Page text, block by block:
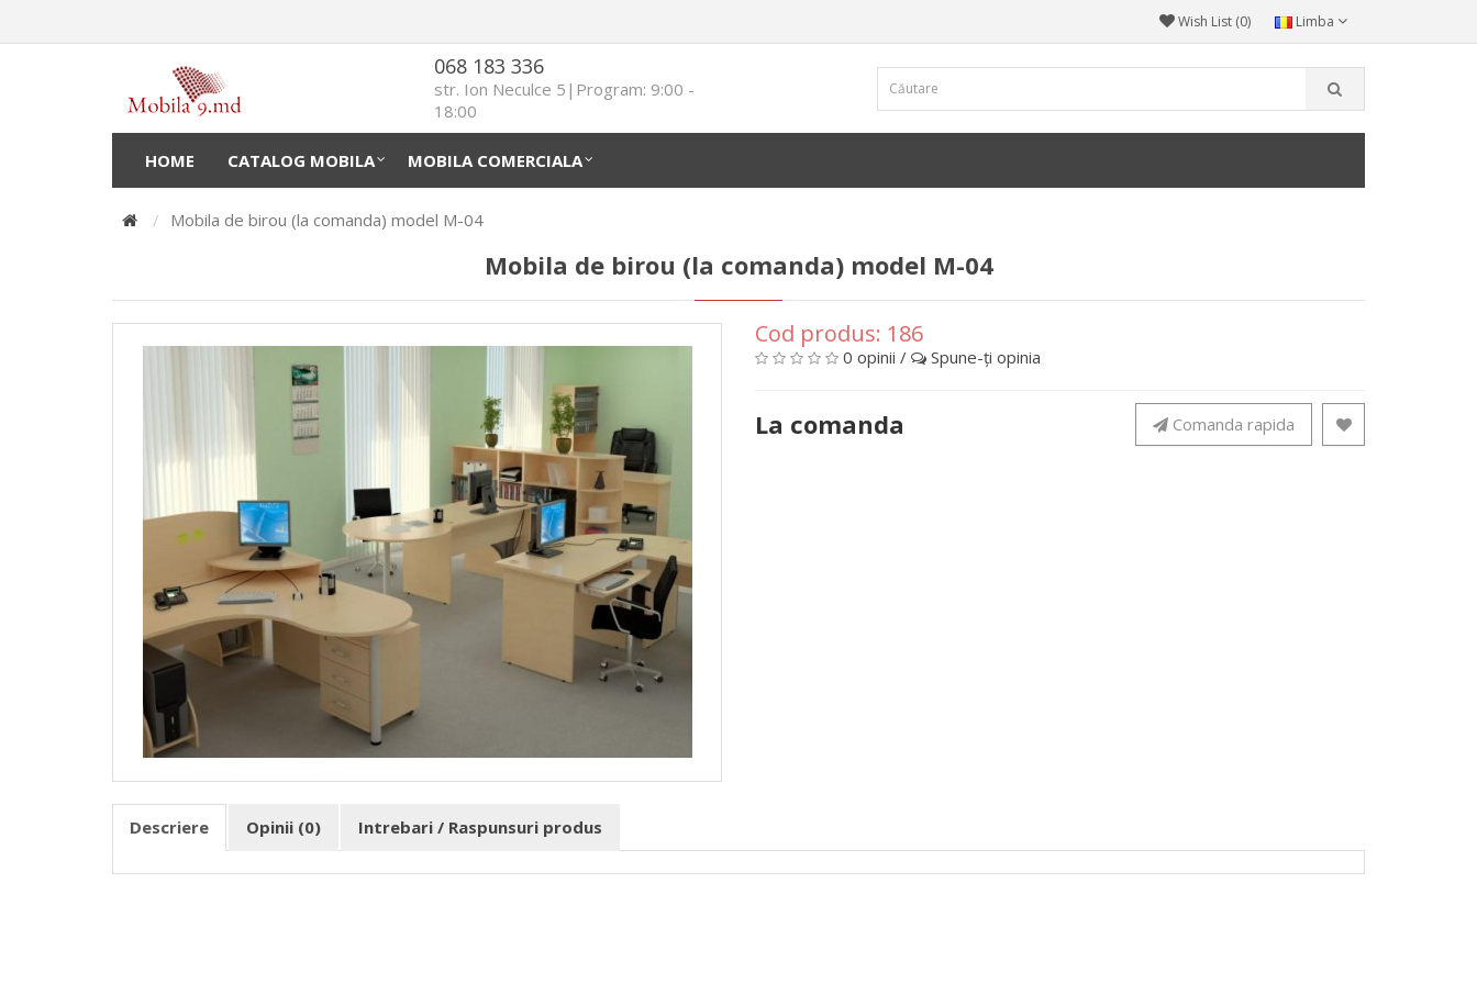
Limba
Wish List (0)
068 183 336
str. Ion Neculce 5|Program: 9:00 -
18:00
HOME CATALOG MOBILA MOBILA COMERCIALA
Mobila de birou (la comanda) model М-04
Mobila de birou (la comanda) model М-04
Cod produs: 186
0 opinii / Spune-ţi opinia
La comanda Comanda rapida
Descriere Opinii (0) Intrebari / Raspunsuri produs